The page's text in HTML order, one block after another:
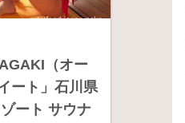
（オー
ート」石川県
ート サウナ